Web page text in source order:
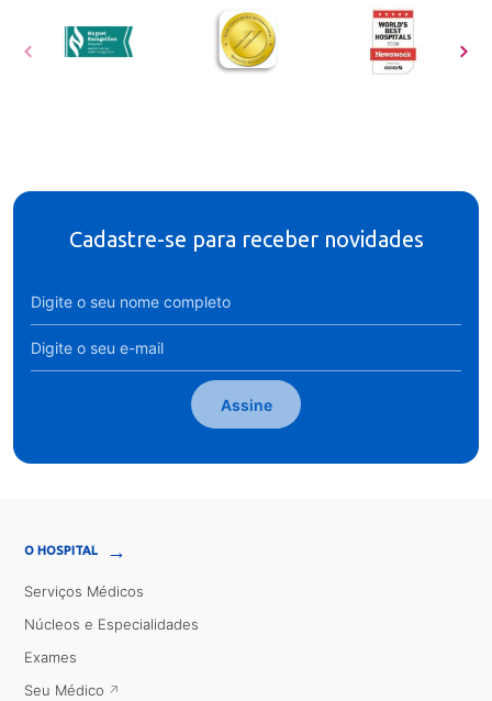
Cadastre-se para receber novidades
Assine
O HOSPITAL →
Serviços Médicos
Núcleos e Especialidades
Exames
Seu Médico